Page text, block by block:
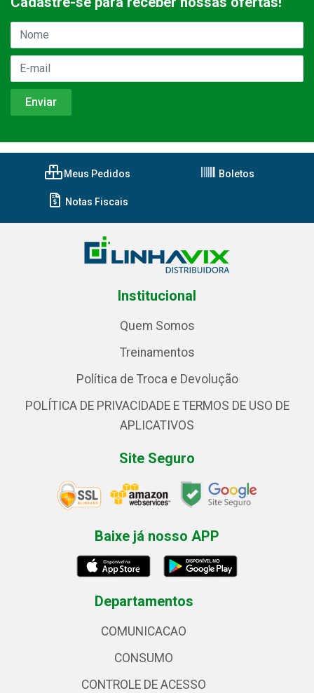
Meus Pedidos Boletos
Notas Fiscais
Institucional
Quem Somos
Treinamentos
Política de Troca e Devolução
POLÍTICA DE PRIVACIDADE E TERMOS DE USO DE
APLICATIVOS
Site Seguro
Baixe já nosso APP
Departamentos
COMUNICACAO
CONSUMO
CONTROLE DE ACESSO